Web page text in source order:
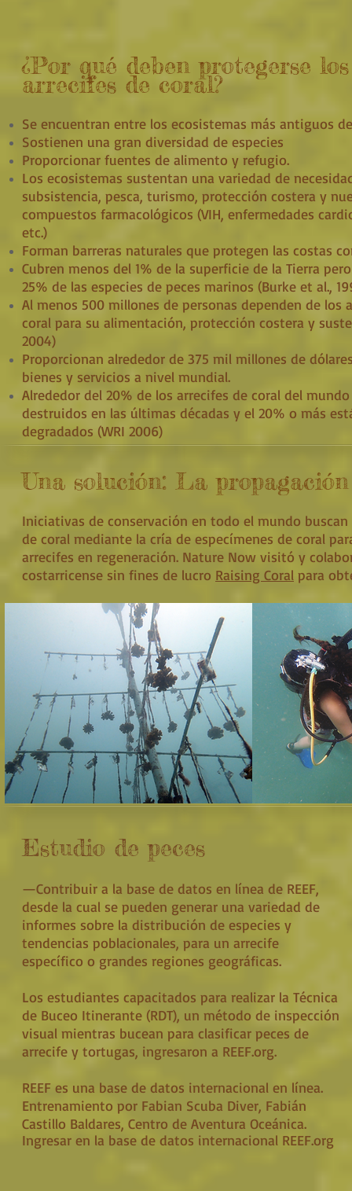
¿Por qué deben protegerse los
arrecifes de coral?
Se encuentran entre los ecosistemas más antiguos
Sostienen una gran diversidad de especies
Proporcionar fuentes de alimento y refugio.
Los ecosistemas sustentan una variedad de
subsistencia, pesca, turismo, protección costera y
compuestos farmacológicos (VIH, enfermedades
etc.)
Forman barreras naturales que protegen las costas
Cubren menos del 1% de la superficie de la Tierra
25% de las especies de peces marinos (Burke et al.,
Al menos 500 millones de personas dependen de los
coral para su alimentación, protección costera y
2004)
Proporcionan alrededor de 375 mil millones de
bienes y servicios a nivel mundial.
Alrededor del 20% de los arrecifes de coral del
destruidos en las últimas décadas y el 20% o más
degradados (WRI 2006)
Una solución: La
Iniciativas de conservación en todo el mundo
de coral mediante la cría de especímenes de coral
arrecifes en regeneración. Nature Now visitó y
costarricense sin fines de lucro Raising Coral para
Estudio de peces
—Contribuir a la base de datos en línea de REEF,
desde la cual se pueden generar una variedad de
informes sobre la distribución de especies y
tendencias poblacionales, para un arrecife
específico o grandes regiones geográficas.
Los estudiantes capacitados para realizar la Técnica
de Buceo Itinerante (RDT), un método de inspección
visual mientras bucean para clasificar peces de
arrecife y tortugas, ingresaron a REEF.org.
REEF es una base de datos internacional en línea.
Entrenamiento por Fabian Scuba Diver, Fabián
Castillo Baldares, Centro de Aventura Oceánica.
Ingresar en la base de datos internacional REEF.org